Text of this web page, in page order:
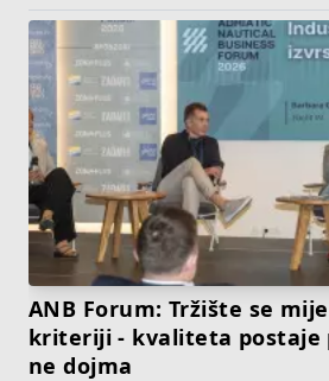
ANB Forum: Tržište se
kriteriji - kvaliteta postaje
ne dojma